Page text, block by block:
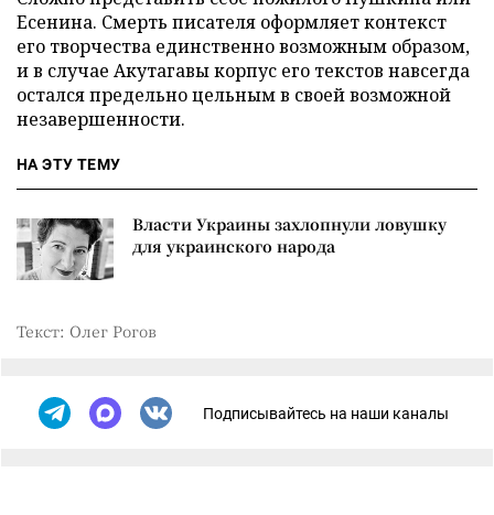
Есенина. Смерть писателя оформляет контекст
его творчества единственно возможным образом,
и в случае Акутагавы корпус его текстов навсегда
остался предельно цельным в своей возможной
незавершенности.
НА ЭТУ ТЕМУ
Власти Украины захлопнули ловушку
для украинского народа
Текст: Олег Рогов
Подписывайтесь на наши каналы